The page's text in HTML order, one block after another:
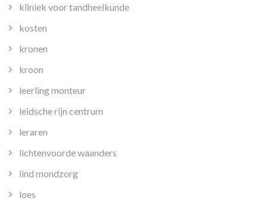
kliniek voor tandheelkunde
kosten
kronen
kroon
leerling monteur
leidsche rijn centrum
leraren
lichtenvoorde waanders
lind mondzorg
loes